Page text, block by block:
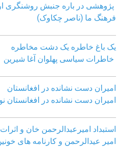
پژوهشی در باره جنبش روشنگری
فرهنگ ما (ناصر چکاوک)
یک باغ خاطره یک دشت مخاطره
خاطرات سیاسی پهلوان آغا شیرین
امیران دست نشانده در افغانستان
امیران دست نشانده در افغانستان
استبداد امیرعبدالرحمن خان و
امیر عیدالرحمن و کارنامه های